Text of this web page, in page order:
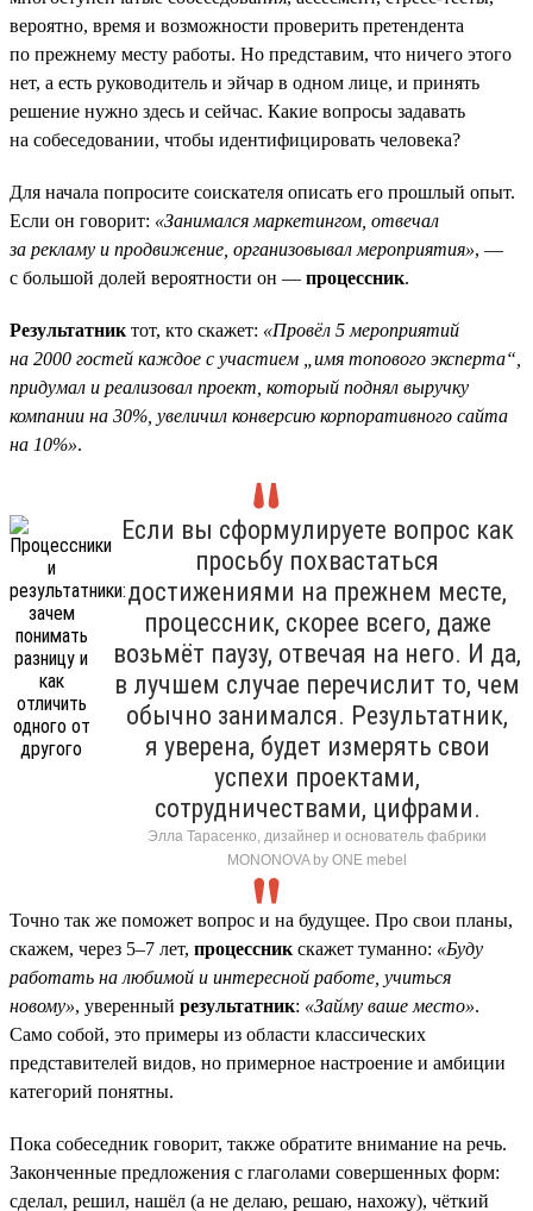
вероятно, время и возможности проверить претендента
по прежнему месту работы. Но представим, что ничего этого
нет, а есть руководитель и эйчар в одном лице, и принять
решение нужно здесь и сейчас. Какие вопросы задавать
на собеседовании, чтобы идентифицировать человека?
Для начала попросите соискателя описать его прошлый опыт.
Если он говорит: «Занимался маркетингом, отвечал
за рекламу и продвижение, организовывал мероприятия», —
с большой долей вероятности он — процессник.
Результатник тот, кто скажет: «Провёл 5 мероприятий
на 2000 гостей каждое с участием „имя топового эксперта“,
придумал и реализовал проект, который поднял выручку
компании на 30%, увеличил конверсию корпоративного сайта
на 10%».
Если вы сформулируете вопрос как
просьбу похвастаться
достижениями на прежнем месте,
процессник, скорее всего, даже
возьмёт паузу, отвечая на него. И да,
в лучшем случае перечислит то, чем
обычно занимался. Результатник,
я уверена, будет измерять свои
успехи проектами,
сотрудничествами, цифрами.
Элла Тарасенко, дизайнер и основатель фабрики
MONONOVA by ONE mebel
Точно так же поможет вопрос и на будущее. Про свои планы,
скажем, через 5–7 лет, процессник скажет туманно: «Буду
работать на любимой и интересной работе, учиться
новому», уверенный результатник: «Займу ваше место».
Само собой, это примеры из области классических
представителей видов, но примерное настроение и амбиции
категорий понятны.
Пока собеседник говорит, также обратите внимание на речь.
Законченные предложения с глаголами совершенных форм:
сделал, решил, нашёл (а не делаю, решаю, нахожу), чёткий